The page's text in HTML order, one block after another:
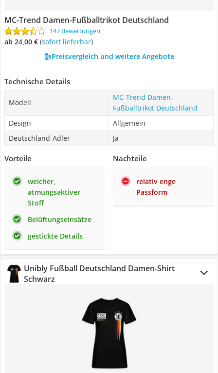
MC-Trend Damen-Fußballtrikot Deutschland
147 Bewertungen
ab 24,00 € ( Sofort lieferbar)
Preisvergleich und weitere Angebote
Technische Details
Modell
MC-Trend Damen-
Fußballtrikot Deutschland
Design
Allgemein
Deutschland-Adler
Ja
Vorteile
weicher,
atmungsaktiver
Stoff
Belüftungseinsätze
gestickte Details
Nachteile
relativ enge
Passform
Unibly Fußball Deutschland Damen-Shirt
Schwarz